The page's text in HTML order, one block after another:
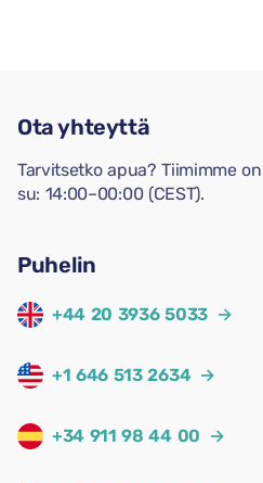
Ota yhteyttä
Tarvitsetko apua? Tiimimme
su: 14:00–00:00 (CEST).
Puhelin
+44 20 3936 5033 →
+1 646 513 2634 →
+34 911 98 44 00 →